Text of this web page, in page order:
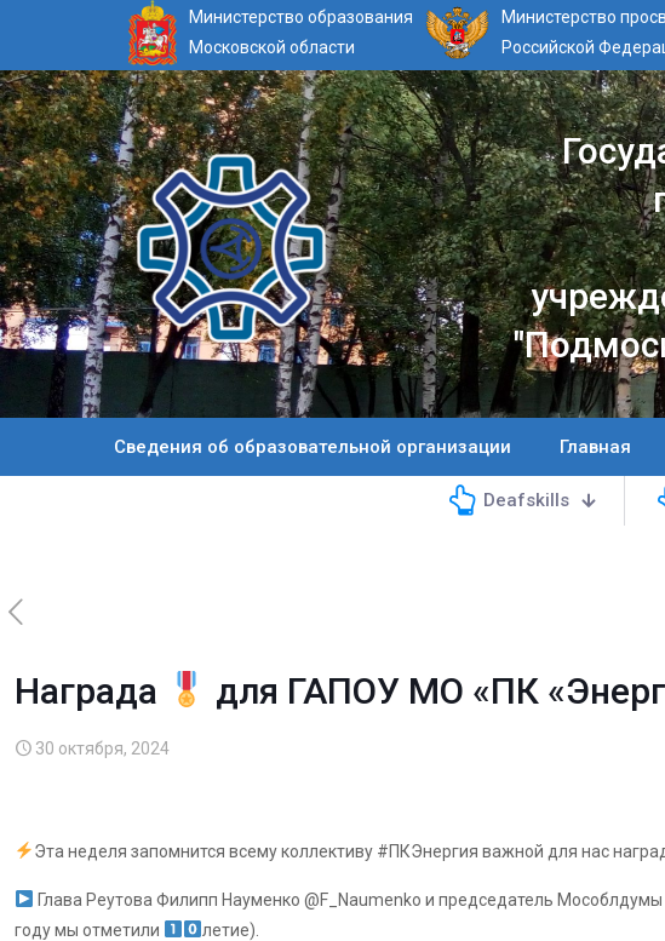
Министерство образования
Московской области
Министерство
Российской
Сведения об образовательной организации Главная
Deafskills
Награда для ГАПОУ МО «ПК
30 октября, 2024
Эта неделя запомнится всему коллективу #ПКЭнергия важной для нас
Глава Реутова Филипп Науменко @F_Naumenko и председатель
году мы отметили
летие).